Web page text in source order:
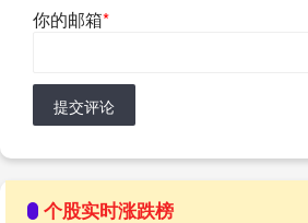
你的邮箱*
提交评论
个股实时涨跌榜